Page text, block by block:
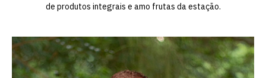
de produtos integrais e amo frutas da estação.